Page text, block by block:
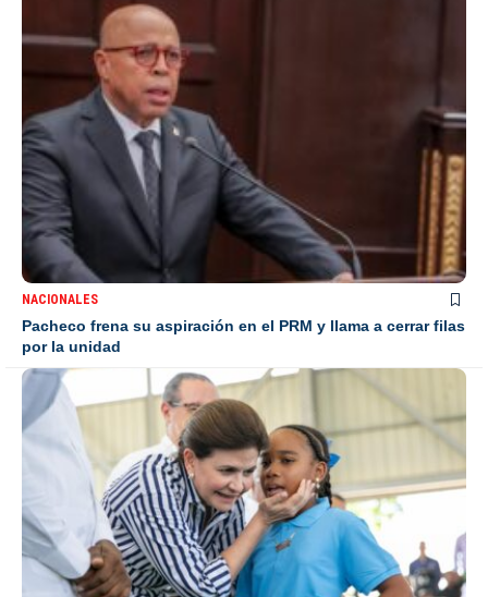
NACIONALES
Pacheco frena su aspiración en el PRM y llama a cerrar filas
por la unidad